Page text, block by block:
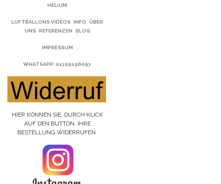
HELIUM
LUFTBALLONS VIDEOS INFO
ÜBER
UNS REFERENZEN BLOG
IMPRESSUM
WHATSAPP: 01729196097
HIER KÖNNEN SIE, DURCH KLICK
AUF DEN BUTTON, IHRE
BESTELLUNG WIDERRUFEN.